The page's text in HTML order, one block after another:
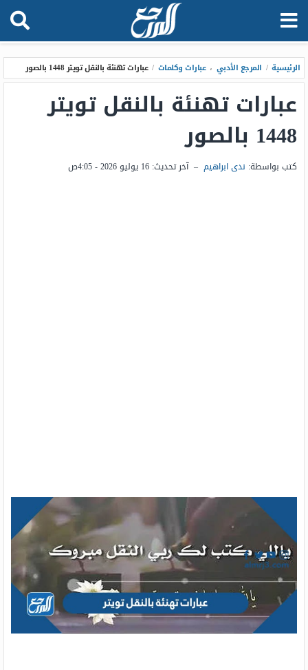
الرئيسية / المرجع الأدبي ، عبارات وكلمات / عبارات تهنئة بالنقل تويتر 1448 بالصور
عبارات تهنئة بالنقل تويتر
1448 بالصور
كتب بواسطة: ندى ابراهيم – آخر تحديث: 16 يوليو 2026 - 4:05ص